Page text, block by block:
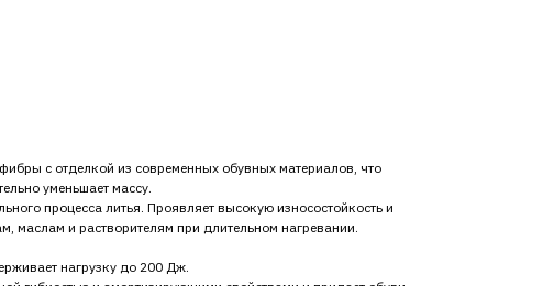
с отделкой из современных обувных материалов, что
уменьшает массу.
процесса литья. Проявляет высокую износостойкость и
маслам и растворителям при длительном нагревании.
нагрузку до 200 Дж.